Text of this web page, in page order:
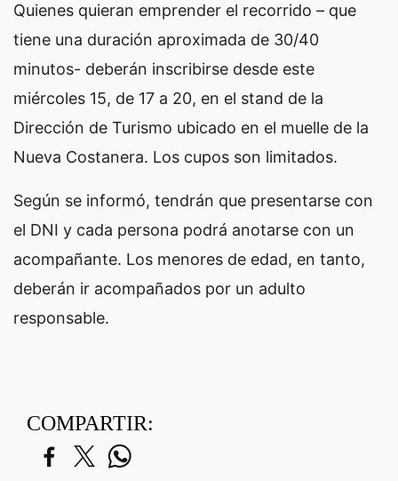
Quienes quieran emprender el recorrido – que
tiene una duración aproximada de 30/40
minutos- deberán inscribirse desde este
miércoles 15, de 17 a 20, en el stand de la
Dirección de Turismo ubicado en el muelle de la
Nueva Costanera. Los cupos son limitados.
Según se informó, tendrán que presentarse con
el DNI y cada persona podrá anotarse con un
acompañante. Los menores de edad, en tanto,
deberán ir acompañados por un adulto
responsable.
COMPARTIR: